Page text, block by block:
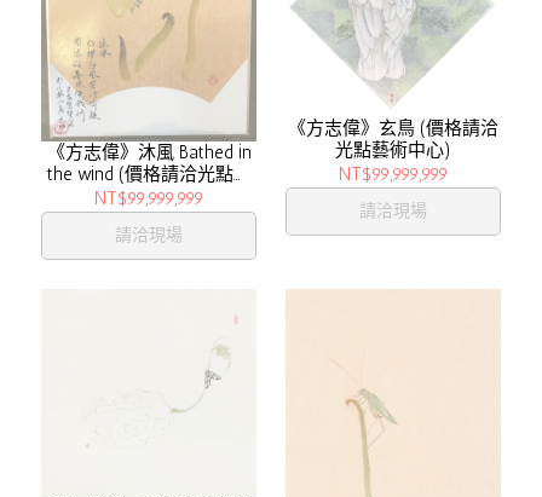
《方志偉》沐風 Bathed in
the wind (價格請洽光點藝
術中心)
NT$99,999,999
請洽現場
《方志偉》玄鳥 (價格請洽
光點藝術中心)
NT$99,999,999
請洽現場